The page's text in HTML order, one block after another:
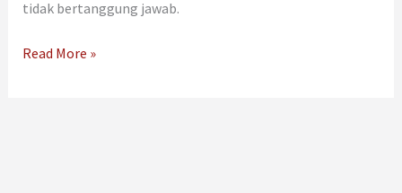
tidak bertanggung jawab.
Read More »